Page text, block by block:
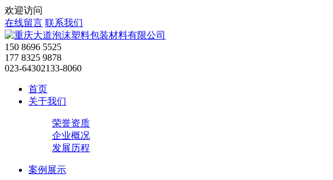
欢迎访问
在线留言 联系我们
150 8696 5525
177 8325 9878
023-64302133-8060
首页
关于我们
荣誉资质
企业概况
发展历程
案例展示